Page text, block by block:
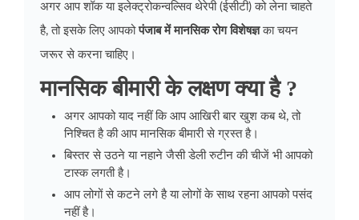
अगर आप शॉक या इलेक्ट्रोकन्वल्सिव थेरेपी (ईसीटी) को लेना चाहते
है, तो इसके लिए आपकोपंजाब में मानसिक रोग विशेषज्ञका चयन
जरूर से करना चाहिए।
मानसिक बीमारी के लक्षण क्या है ?
अगर आपको याद नहीं कि आप आखिरी बार खुश कब थे, तो
निश्चित है की आप मानसिक बीमारी से ग्रस्त है।
बिस्तर से उठने या नहाने जैसी डेली रुटीन की चीजें भी आपको
टास्क लगती है।
आप लोगों से कटने लगे है या लोगों के साथ रहना आपको पसंद
नहीं है।